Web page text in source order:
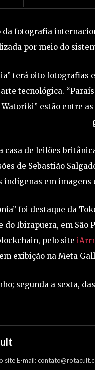
fotografia
por meio do
terá oito
tecnológica.
estão entre
de leilões
de Sebastião
indígenas em
foi destaque da
do Ibirapuera, em São
pelo site
exibição na Meta
segunda a sexta,
site E-mail: